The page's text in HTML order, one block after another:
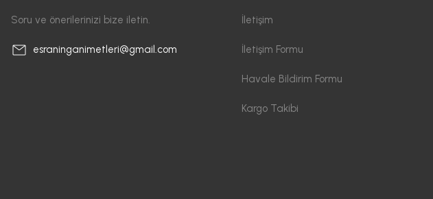
Soru ve önerilerinizi bize iletin.
esraninganimetleri@gmail.com
İletişim
İletişim Formu
Havale Bildirim Formu
Kargo Takibi